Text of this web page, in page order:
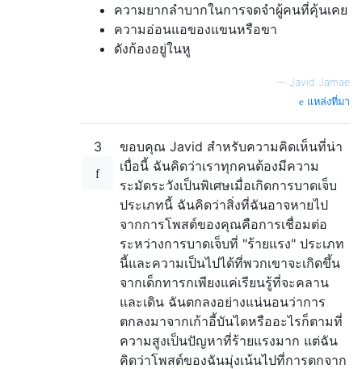
ความยากลำบากในการจดจำผู้คนที่คุ้นเคย
ความอ่อนแอของแขนหรือขา
ดังก้องอยู่ในหู
— Javid Jamae
แหล่งที่มา
3
ขอบคุณ Javid สำหรับความคิดเห็นที่น่า
เบื่อนี้ ฉันคิดว่าเราทุกคนต้องมีความ
ระมัดระวังเป็นพิเศษเมื่อเกิดการบาดเจ็บ
ประเภทนี้ ฉันคิดว่าสิ่งที่ฉันอาจหายไป
จากการโพสต์ของคุณคือการเชื่อมต่อ
ระหว่างการบาดเจ็บที่ "ร้ายแรง" ประเภท
นี้และความเป็นไปได้ที่พวกเขาจะเกิดขึ้น
จากเด็กทารกเพียงแค่เรียนรู้ที่จะคลาน
และเดิน ฉันตกลงอย่างแน่นอนว่าการ
ตกลงมาจากเก้าอี้บันไดหรืออะไรก็ตามที่
ความสูงเป็นปัญหาที่ร้ายแรงมาก แต่ฉัน
คิดว่าโพสต์ของฉันมุ่งเน้นไปที่การตกจาก